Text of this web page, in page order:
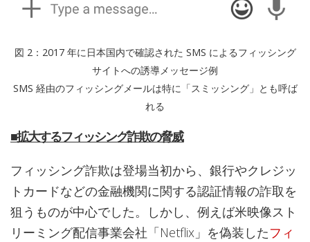
図 2：2017 年に日本国内で確認された SMS によるフィッシング
サイトへの誘導メッセージ例
SMS 経由のフィッシングメールは特に「スミッシング」とも呼ば
れる
■拡大するフィッシング詐欺の脅威
フィッシング詐欺は登場当初から、銀行やクレジッ
トカードなどの金融機関に関する認証情報の詐取を
狙うものが中心でした。しかし、例えば米映像スト
リーミング配信事業会社「Netflix」を偽装したフィ